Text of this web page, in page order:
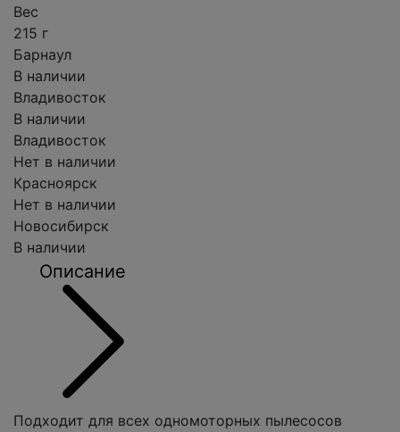
Вес
215 г
Барнаул
В наличии
Владивосток
В наличии
Владивосток
Нет в наличии
Красноярск
Нет в наличии
Новосибирск
В наличии
Описание
Подходит для всех одномоторных пылесосов